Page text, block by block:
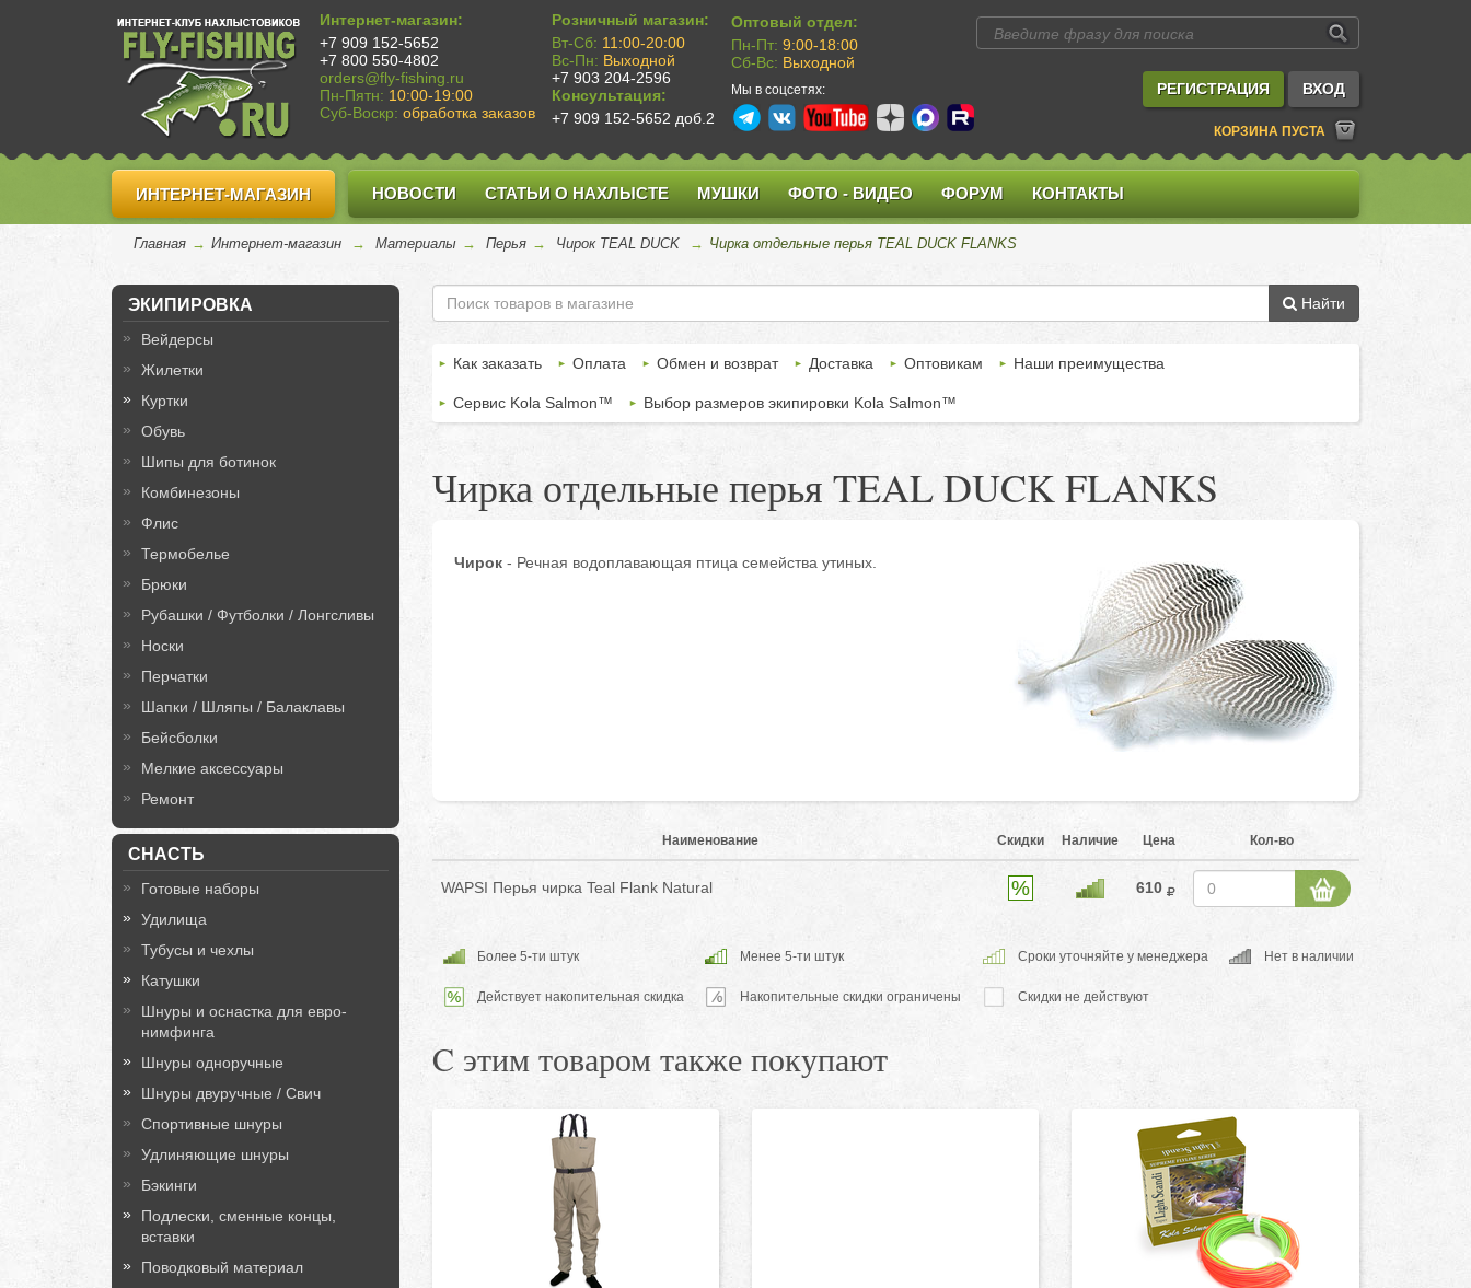
Интернет-магазин:
+7 909 152-5652
+7 800 550-4802
orders@fly-fishing.ru
Пн-Пятн: 10:00-19:00
Суб-Воскр: обработка заказов
Розничный магазин:
Вт-Сб: 11:00-20:00
Вс-Пн: Выходной
+7 903 204-2596
Консультация:
+7 909 152-5652 доб.2
Оптовый отдел:
Пн-Пт: 9:00-18:00
Сб-Вс: Выходной
Мы в соцсетях: РЕГИСТРАЦИЯ ВХОД
КОРЗИНА ПУСТА
ИНТЕРНЕТ-МАГАЗИН НОВОСТИ СТАТЬИ О НАХЛЫСТЕ МУШКИ ФОТО - ВИДЕО ФОРУМ КОНТАКТЫ
Главная → Интернет-магазин → Материалы → Перья → Чирок TEAL DUCK → Чирка отдельные перья TEAL DUCK FLANKS
ЭКИПИРОВКА
Вейдерсы
Жилетки
Куртки
Обувь
Шипы для ботинок
Комбинезоны
Флис
Термобелье
Брюки
Рубашки / Футболки / Лонгсливы
Носки
Перчатки
Шапки / Шляпы / Балаклавы
Бейсболки
Мелкие аксессуары
Ремонт
СНАСТЬ
Готовые наборы
Удилища
Тубусы и чехлы
Катушки
Шнуры и оснастка для евро-
нимфинга
Шнуры одноручные
Шнуры двуручные / Свич
Спортивные шнуры
Удлиняющие шнуры
Бэкинги
Подлески, сменные концы,
вставки
Поводковый материал
Найти
Как заказать Оплата Обмен и возврат Доставка Оптовикам Наши преимущества
Сервис Kola Salmon™ Выбор размеров экипировки Kola Salmon™
Чирка отдельные перья TEAL DUCK FLANKS
Чирок- Речная водоплавающая птица семейства утиных.
Наименование Скидки Наличие Цена Кол-во
WAPSI Перья чирка Teal Flank Natural 610
Более 5-ти штук Менее 5-ти штук Cроки уточняйте у менеджера Нет в наличии
Действует накопительная скидка Накопительные скидки ограничены Скидки не действуют
C этим товаром также покупают